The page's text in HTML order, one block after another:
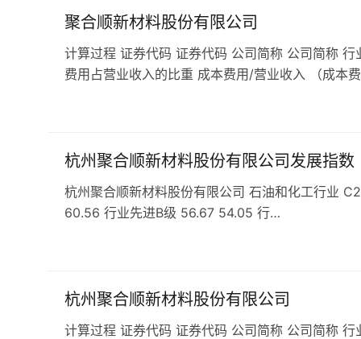
聚合顺新材料股份有限公司
计算过程 证券代码 证券代码 公司简称 公司简称
费用占营业收入的比重 成本费用/营业收入 （成本
杭州聚合顺新材料股份有限公司发展指数
杭州聚合顺新材料股份有限公司 石油和化工行业
60.56 行业先进B级 56.67 54.05 行…
杭州聚合顺新材料股份有限公司
计算过程 证券代码 证券代码 公司简称 公司简称